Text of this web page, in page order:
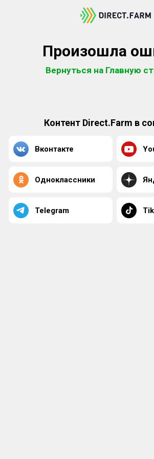
Произошла
Вернуться на Главную
Контент Direct.Farm в
Вконтакте
Одноклассники
Telegram